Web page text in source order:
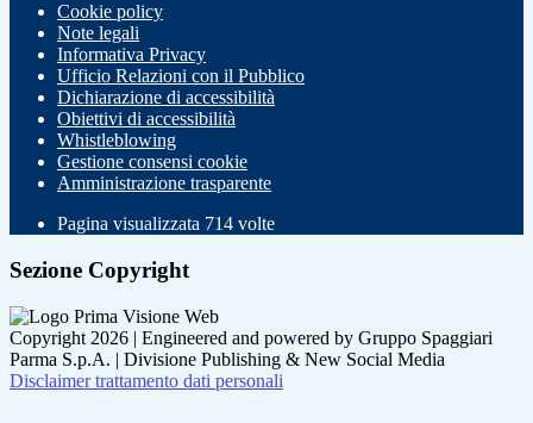
Cookie policy
Note legali
Informativa Privacy
Ufficio Relazioni con il Pubblico
Dichiarazione di accessibilità
Obiettivi di accessibilità
Whistleblowing
Gestione consensi cookie
Amministrazione trasparente
Pagina visualizzata 714 volte
Sezione Copyright
Copyright 2026 | Engineered and powered by Gruppo Spaggiari
Parma S.p.A. | Divisione Publishing & New Social Media
Disclaimer trattamento dati personali